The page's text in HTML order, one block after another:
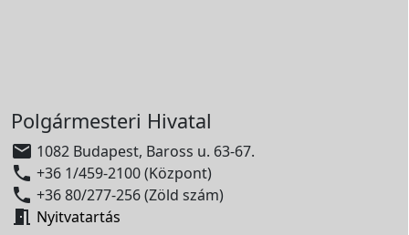
Polgármesteri Hivatal
 1082 Budapest, Baross u. 63-67.
 +36 1/459-2100 (Központ)
 +36 80/277-256 (Zöld szám)
 Nyitvatartás